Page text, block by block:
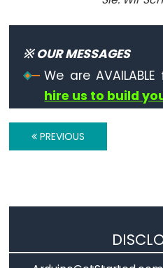
digitalWrite()
※ OUR MESSAGES
We are AVAILABLE
hire us to build
PREVIOUS